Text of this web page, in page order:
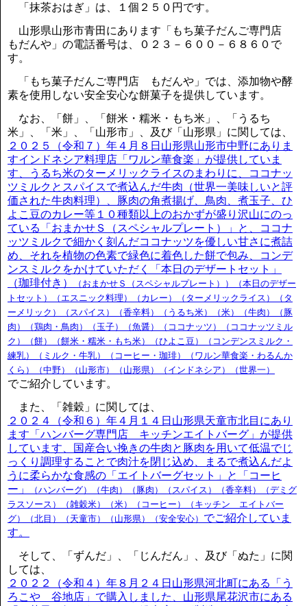
「抹茶おはぎ」は、１個２５０円です。
山形県山形市青田にあります「もち菓子だんご専門店
もだんや」の電話番号は、０２３－６００－６８６０で
す。
「もち菓子だんご専門店 もだんや」では、添加物や酵
素を使用しない安全安心な餅菓子を提供しています。
なお、「餅」、「餅米・糯米・もち米」、「うるち
米」、「米」、「山形市」、及び「山形県」に関しては、
２０２５（令和７）年４月８日山形県山形市中野にありま
すインドネシア料理店「ワルン華食楽」が提供していま
す、うるち米のターメリックライスのまわりに、ココナッ
ツミルクとスパイスで煮込んだ牛肉（世界一美味しいと評
価された牛肉料理）、豚肉の角煮揚げ、鳥肉、煮玉子、ひ
よこ豆のカレー等１０種類以上のおかずが盛り沢山にのっ
ている「おまかせＳ（スペシャルプレート）」と、ココナ
ッツミルクで細かく刻んだココナッツを優しい甘さに煮詰
め、それを植物の色素で緑色に着色した餅で包み、コンデ
ンスミルクをかけていただく「本日のデザートセット」
（珈琲付き）
（おまかせＳ（スペシャルプレート））（本日のデザー
トセット）（エスニック料理）（カレー）（ターメリックライス）（タ
ーメリック）（スパイス）（香辛料）（うるち米）（米）（牛肉）（豚
肉）（鶏肉・鳥肉）（玉子）（魚醤）（ココナッツ）（ココナッツミル
ク）（餅）（餅米・糯米・もち米）（ひよこ豆）（コンデンスミルク・
練乳）（ミルク・牛乳）（コーヒー・珈琲）（ワルン華食楽・わるんか
くら）（中野）（山形市）（山形県）（インドネシア）（世界一）
でご紹介しています。
また、「雑穀」に関しては、
２０２４（令和６）年４月１４日山形県天童市北目にあり
ます「ハンバーグ専門店 キッチンエイトバーグ」が提供
しています、国産合い挽きの牛肉と豚肉を用いて低温でじ
っくり調理することで肉汁を閉じ込め、まるで煮込んだよ
うに柔らかな食感の「エイトバーグセット」と「コーヒ
ー」
（ハンバーグ）（牛肉）（豚肉）（スパイス）（香辛料）（デミグ
ラスソース）（雑穀米）（米）（コーヒー）（キッチン エイトバー
グ）（北目）（天童市）（山形県）（安全安心） でご紹介していま
す。
そして、「ずんだ」、「じんだん」、及び「ぬた」に関
しては、
２０２２（令和４）年８月２４日山形県河北町にある「う
ろこや 谷地店」で購入しました、山形県尾花沢市にある